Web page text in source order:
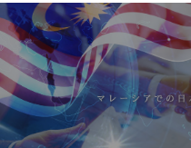
労務サービス
プライバシーポリシー及
お問合せ